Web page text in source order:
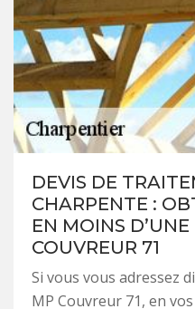
DEVIS DE
CHARPENTE :
EN MOINS
COUVREUR 71
Si vous vous adressez
MP Couvreur 71, en